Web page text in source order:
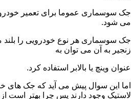
جک سوسماری عموما برای تعمیر
می شود.
جک سوسماری هر نوع خودرویی را بلند
زنجیر به آن می توان به
عنوان وینچ یا بالابر استفاده کرد.
اما این سوال پیش می آید که جک های
لاستیک وجود دارند پس چرا بهتر است